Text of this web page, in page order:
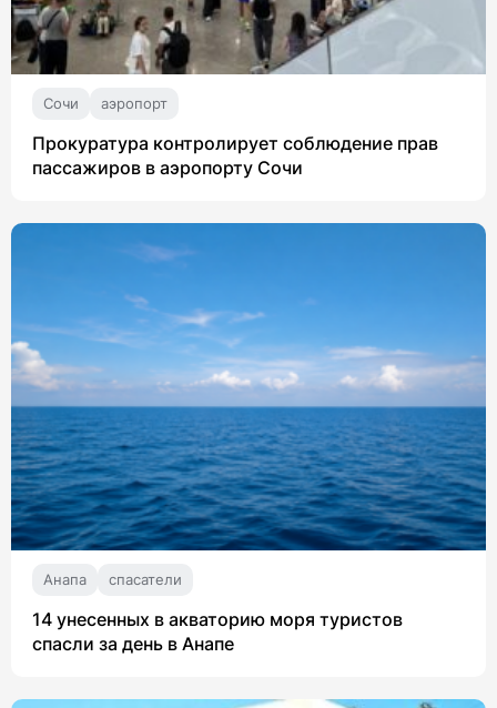
Сочи аэропорт
Прокуратура контролирует соблюдение прав
пассажиров в аэропорту Сочи
Анапа спасатели
14 унесенных в акваторию моря туристов
спасли за день в Анапе